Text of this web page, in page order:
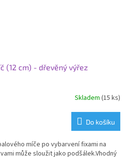
(12 cm) - dřevěný výřez
Skladem (15 ks)
Do košíku
míče po vybarvení fixami na
může sloužit jako podšálek.Vhodný